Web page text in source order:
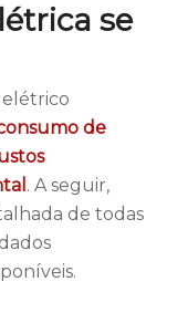
se
de
. A seguir,
de todas